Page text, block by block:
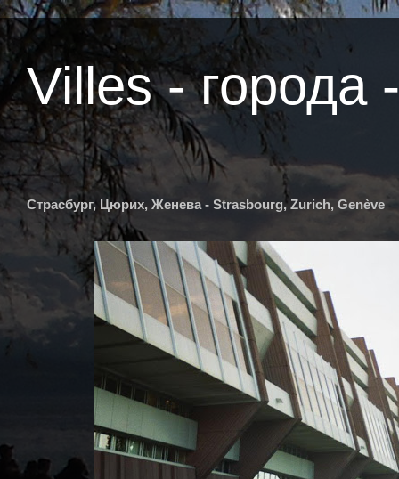
Villes - города
Страсбург, Цюрих, Женева - Strasbourg, Zurich, Genève